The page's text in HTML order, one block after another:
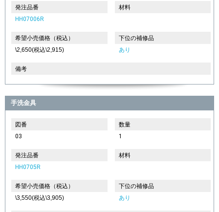
発注品番
HH07006R
材料
希望小売価格（税込）
\2,650(税込\2,915)
下位の補修品
あり
備考
手洗金具
図番
03
数量
1
発注品番
HH0705R
材料
希望小売価格（税込）
\3,550(税込\3,905)
下位の補修品
あり